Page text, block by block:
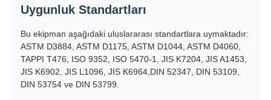
İnşaat malzemeleri test ekipmanları
Uygunluk Standartları
Bu ekipman aşağıdaki uluslararası standartlara uymaktadır:
ASTM D3884, ASTM D1175, ASTM D1044, ASTM D4060,
TAPPI T476, ISO 9352, ISO 5470-1, JIS K7204, JIS A1453,
JIS K6902, JIS L1096, JIS K6964,DIN 52347, DIN 53109,
DIN 53754 ve DIN 53799.